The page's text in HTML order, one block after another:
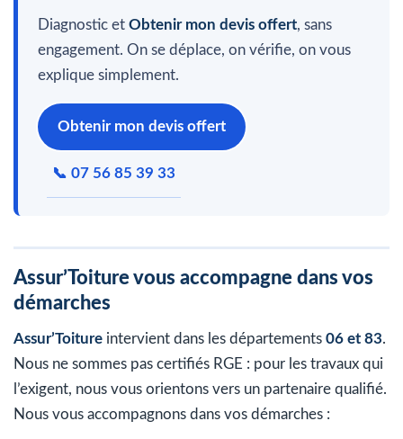
Diagnostic et Obtenir mon devis offert, sans
engagement. On se déplace, on vérifie, on vous
explique simplement.
Obtenir mon devis offert
📞 07 56 85 39 33
Assur’Toiture vous accompagne dans vos
démarches
Assur’Toiture intervient dans les départements 06 et 83.
Nous ne sommes pas certifiés RGE : pour les travaux qui
l’exigent, nous vous orientons vers un partenaire qualifié.
Nous vous accompagnons dans vos démarches :